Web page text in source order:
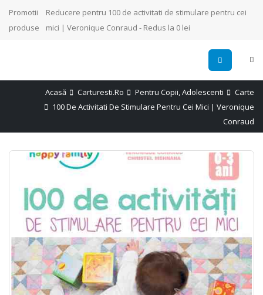
Promotii
produse
Reducere pentru 100 de activitati de stimulare pentru cei
mici | Veronique Conraud - Redus la 0 lei
Acasă Carturesti.ro Pentru Copii, Adolescenti
Carte
100 De Activitati De Stimulare Pentru Cei Mici | Veronique
Conraud